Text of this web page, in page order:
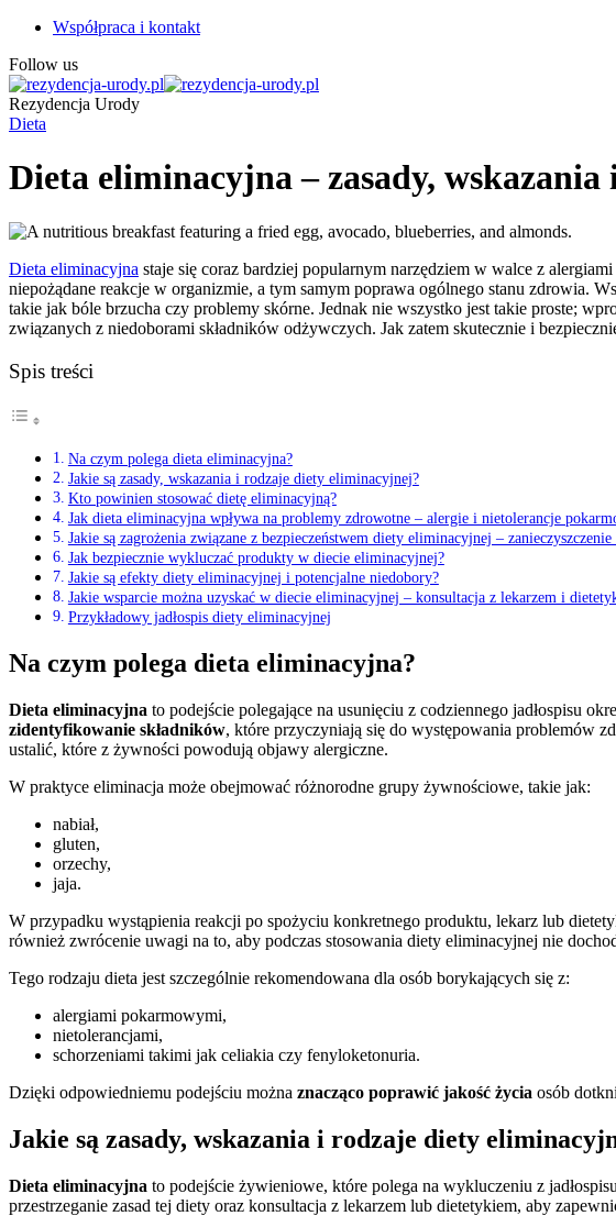
Współpraca i kontakt
Follow us
Rezydencja Urody
Dieta
Dieta eliminacyjna – zasady, wskazania
Dieta eliminacyjna staje się coraz bardziej popularnym narzędziem w walce z
niepożądane reakcje w organizmie, a tym samym poprawa ogólnego stanu zdrowia.
takie jak bóle brzucha czy problemy skórne. Jednak nie wszystko jest takie proste;
związanych z niedoborami składników odżywczych. Jak zatem skutecznie i
Spis treści
Na czym polega dieta eliminacyjna?
Jakie są zasady, wskazania i rodzaje diety eliminacyjnej?
Kto powinien stosować dietę eliminacyjną?
Jak dieta eliminacyjna wpływa na problemy zdrowotne – alergie i nietolerancje
Jakie są zagrożenia związane z bezpieczeństwem diety eliminacyjnej –
Jak bezpiecznie wykluczać produkty w diecie eliminacyjnej?
Jakie są efekty diety eliminacyjnej i potencjalne niedobory?
Jakie wsparcie można uzyskać w diecie eliminacyjnej – konsultacja z lekarzem i
Przykładowy jadłospis diety eliminacyjnej
Na czym polega dieta eliminacyjna?
Dieta eliminacyjna to podejście polegające na usunięciu z codziennego jadłospisu
zidentyfikowanie składników, które przyczyniają się do występowania problemów
ustalić, które z żywności powodują objawy alergiczne.
W praktyce eliminacja może obejmować różnorodne grupy żywnościowe, takie jak:
nabiał,
gluten,
orzechy,
jaja.
W przypadku wystąpienia reakcji po spożyciu konkretnego produktu, lekarz lub
również zwrócenie uwagi na to, aby podczas stosowania diety eliminacyjnej nie
Tego rodzaju dieta jest szczególnie rekomendowana dla osób borykających się z:
alergiami pokarmowymi,
nietolerancjami,
schorzeniami takimi jak celiakia czy fenyloketonuria.
Dzięki odpowiedniemu podejściu można znacząco poprawić jakość życia osób
Jakie są zasady, wskazania i rodzaje diety
Dieta eliminacyjna to podejście żywieniowe, które polega na wykluczeniu z
przestrzeganie zasad tej diety oraz konsultacja z lekarzem lub dietetykiem, aby